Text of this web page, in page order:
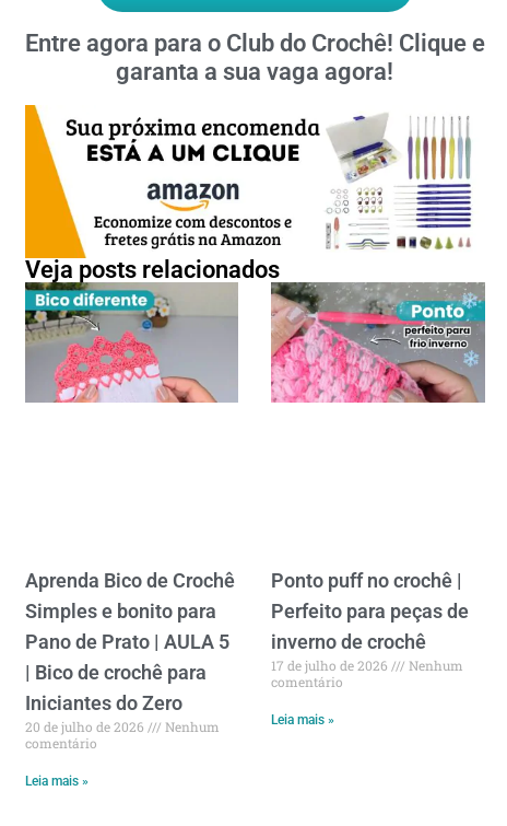
Entre agora para o Club do Crochê! Clique e
garanta a sua vaga agora!
Veja posts relacionados
Aprenda Bico de Crochê
Simples e bonito para
Pano de Prato | AULA 5
| Bico de crochê para
Iniciantes do Zero
20 de julho de 2026
Nenhum
comentário
Leia mais »
Ponto puff no crochê |
Perfeito para peças de
inverno de crochê
17 de julho de 2026
Nenhum
comentário
Leia mais »